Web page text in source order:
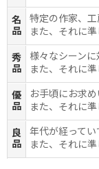
名
品
特定の作家、
また、それに
秀
品
様々なシーン
また、それに
優
品
お手頃にお求
また、それに
良
品
年代が経ってい
また、それに